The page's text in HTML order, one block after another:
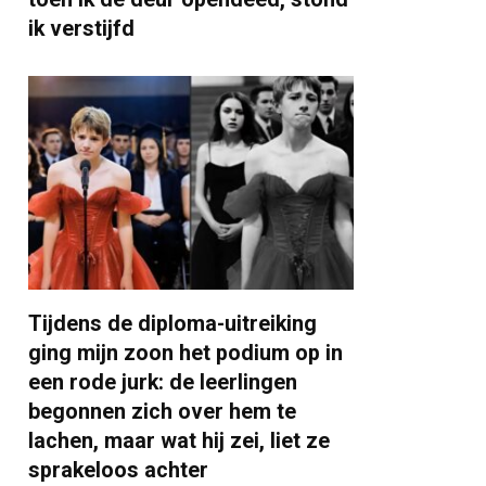
ik verstijfd
Tijdens de diploma-uitreiking
ging mijn zoon het podium op in
een rode jurk: de leerlingen
begonnen zich over hem te
lachen, maar wat hij zei, liet ze
sprakeloos achter